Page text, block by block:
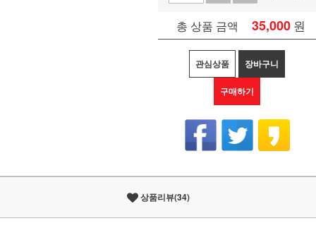
총 상품 금액 35,000 원
관심상품 장바구니
구매하기
상품리뷰(34)